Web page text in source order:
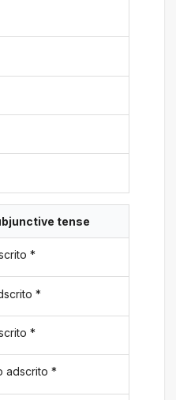
tense
*
*
*
adscrito *